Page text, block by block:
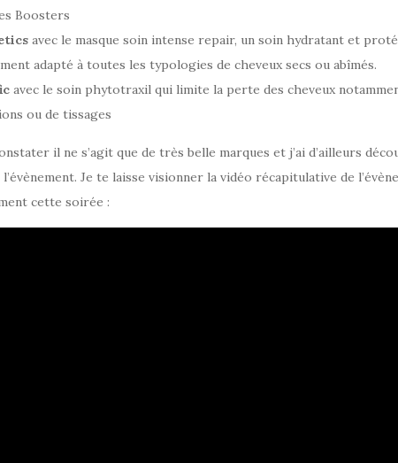
Boosters
avec le masque soin intense repair, un soin hydratant et
adapté à toutes les typologies de cheveux secs ou abîmés.
avec le soin phytotraxil qui limite la perte des cheveux
ou de tissages
il ne s’agit que de très belle marques et j’ai d’ailleurs
Je te laisse visionner la vidéo récapitulative de
cette soirée :